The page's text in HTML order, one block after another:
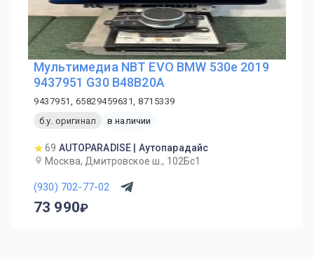
Мультимедиа NBT EVO BMW 530e 2019
9437951 G30 B48B20A
9437951, 65829459631, 8715339
б.у. оригинал
в наличии
69 AUTOPARADISE | Аутопарадайс
Москва, Дмитровское ш., 102Бс1
(930) 702-77-02
73 990